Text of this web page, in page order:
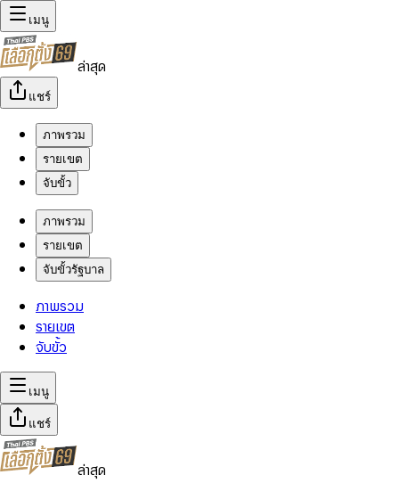
เมนู
ล่าสุด
แชร์
ภาพรวม
รายเขต
จับขั้ว
ภาพรวม
รายเขต
จับขั้วรัฐบาล
ภาพรวม
รายเขต
จับขั้ว
เมนู
แชร์
ล่าสุด